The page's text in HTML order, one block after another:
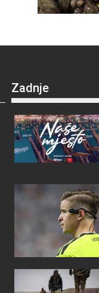
Zadnje